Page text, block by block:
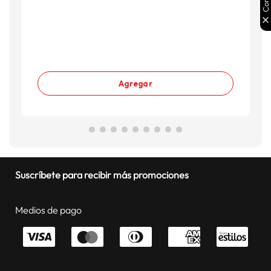
Agregar
Suscríbete para recibir más promociones
Medios de pago